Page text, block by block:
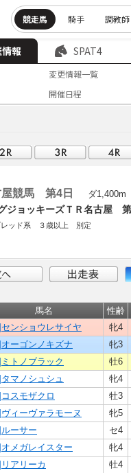
競走馬 騎手 調教師
報 SPAT4
変更情報一覧
開催日程
競馬 第4日 ダ1,400m
ジョッキーズＴＲ名古屋
レッド系 ３歳以上 別定
馬名
性齢
センショウレサイヤ
牝4
オーゴンノキズナ
牝3
ミトノブラック
牡6
タマノシュシュ
牝4
コスモザクロ
牡3
ヴィーヴァラモーヌ
牝5
ルーサー
セ4
オメガレイスター
牝4
アリーカ
牡4